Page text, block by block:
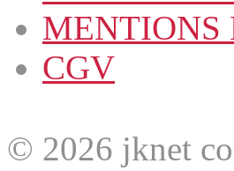
MENTIONS
CGV
© 2026 jknet